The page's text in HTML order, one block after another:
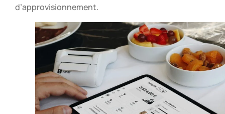
d’approvisionnement.